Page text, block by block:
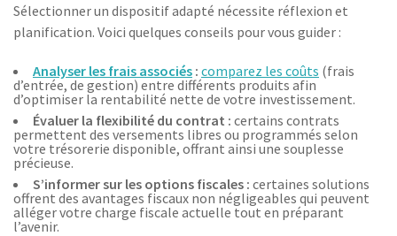
Sélectionner un dispositif adapté nécessite réflexion et
planification. Voici quelques conseils pour vous guider :
Analyser les frais associés : comparez les coûts (frais
d’entrée, de gestion) entre différents produits afin
d’optimiser la rentabilité nette de votre investissement.
Évaluer la flexibilité du contrat : certains contrats
permettent des versements libres ou programmés selon
votre trésorerie disponible, offrant ainsi une souplesse
précieuse.
S’informer sur les options fiscales : certaines solutions
offrent des avantages fiscaux non négligeables qui peuvent
alléger votre charge fiscale actuelle tout en préparant
l’avenir.